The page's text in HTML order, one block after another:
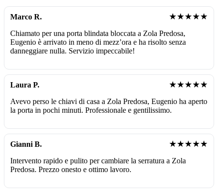
Marco R. ★★★★★
Chiamato per una porta blindata bloccata a Zola Predosa,
Eugenio è arrivato in meno di mezz’ora e ha risolto senza
danneggiare nulla. Servizio impeccabile!
Laura P. ★★★★★
Avevo perso le chiavi di casa a Zola Predosa, Eugenio ha aperto
la porta in pochi minuti. Professionale e gentilissimo.
Gianni B. ★★★★★
Intervento rapido e pulito per cambiare la serratura a Zola
Predosa. Prezzo onesto e ottimo lavoro.